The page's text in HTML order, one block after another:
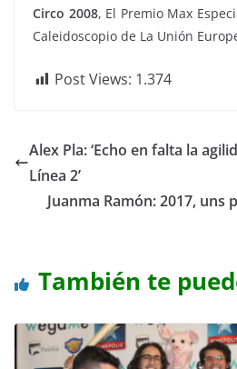
Circo 2008, El Premio Max
Caleidoscopio de La Unión
Post Views: 1.374
Alex Pla: ‘Echo en falta la
Línea 2’
Juanma Ramón: 2017, uns
También te